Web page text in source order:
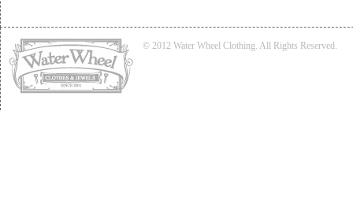
© 2012 Water Wheel Clothing. All Rights Reserved.